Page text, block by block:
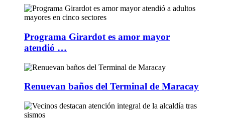
Programa Girardot es amor mayor
atendió …
Renuevan baños del Terminal de Maracay